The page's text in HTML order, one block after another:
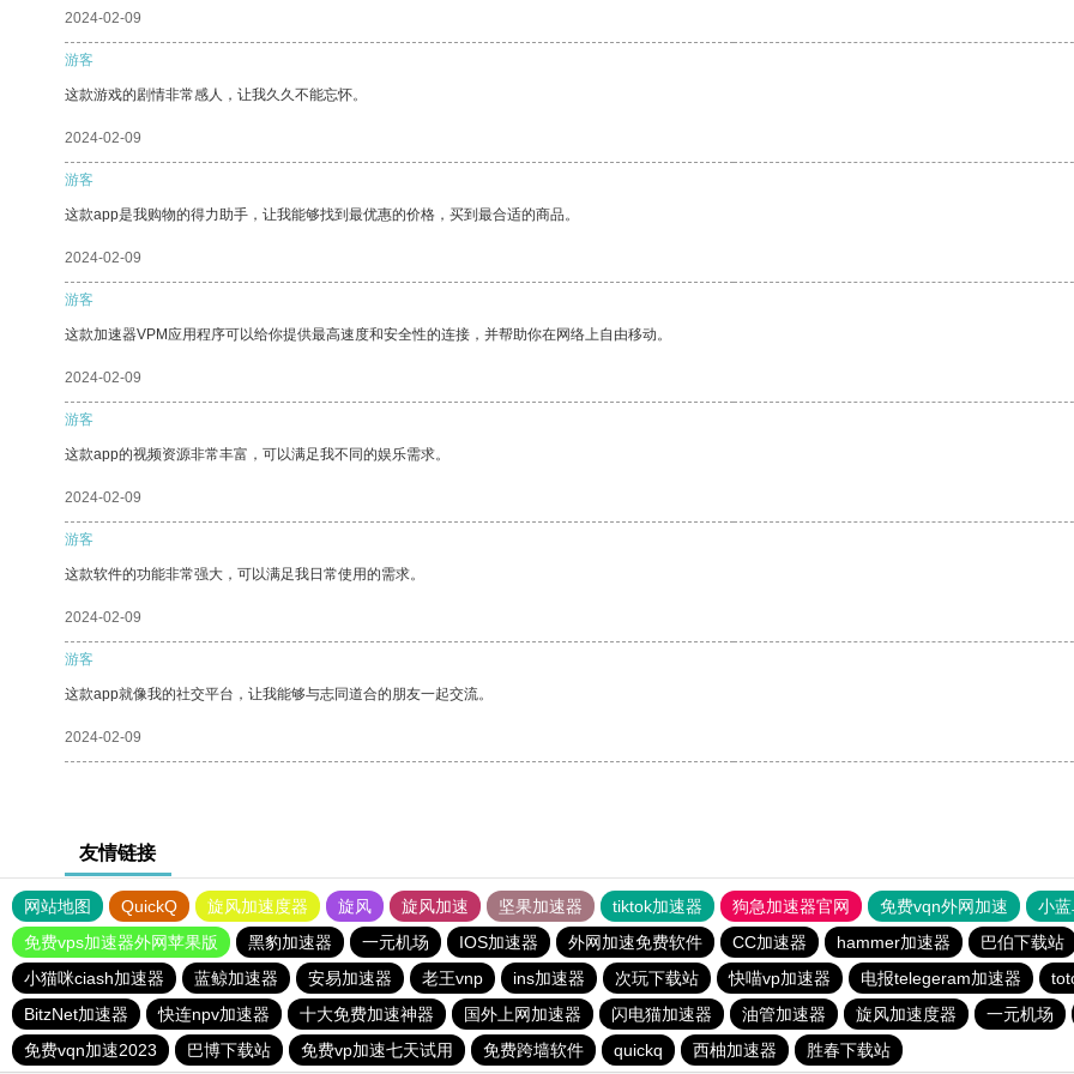
2024-02-09
游客
这款游戏的剧情非常感人，让我久久不能忘怀。
2024-02-09
游客
这款app是我购物的得力助手，让我能够找到最优惠的价格，买到最合适的商品。
2024-02-09
游客
这款加速器VPM应用程序可以给你提供最高速度和安全性的连接，并帮助你在网络上自由移动。
2024-02-09
游客
这款app的视频资源非常丰富，可以满足我不同的娱乐需求。
2024-02-09
游客
这款软件的功能非常强大，可以满足我日常使用的需求。
2024-02-09
游客
这款app就像我的社交平台，让我能够与志同道合的朋友一起交流。
2024-02-09
友情链接
网站地图 QuickQ 旋风加速度器 旋风 旋风加速 坚果加速器 tiktok加速器 狗急加速器官网 免费vqn外网加速
小
免费vps加速器外网苹果版
黑豹加速器 一元机场 IOS加速器 外网加速免费软件 CC加速器 hammer加速器
巴伯下载站
小猫咪ciash加速器
蓝鲸加速器 安易加速器 老王vnp ins加速器 次玩下载站 快喵vp加速器 电报telegeram加速器
BitzNet加速器
快连npv加速器 十大免费加速神器 国外上网加速器 闪电猫加速器 油管加速器 旋风加速度器
一元机场
免费vqn加速2023
巴博下载站 免费vp加速七天试用 免费跨墙软件 quickq 西柚加速器 胜春下载站